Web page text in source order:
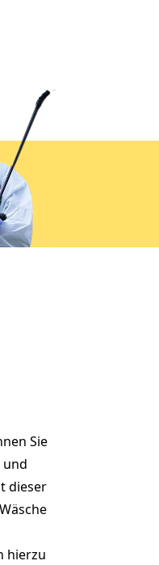
Sie
und
dieser
hierzu